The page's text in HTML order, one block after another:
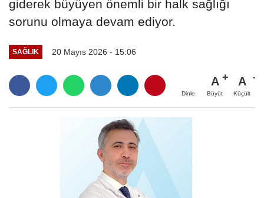
giderek büyüyen önemli bir halk sağlığı
sorunu olmaya devam ediyor.
SAĞLIK 20 Mayıs 2026 - 15:06
Dinle
A
Büyüt
A
Küçült